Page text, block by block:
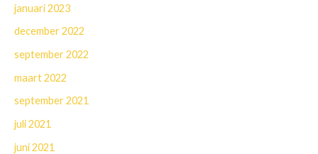
januari 2023
december 2022
september 2022
maart 2022
september 2021
juli 2021
juni 2021